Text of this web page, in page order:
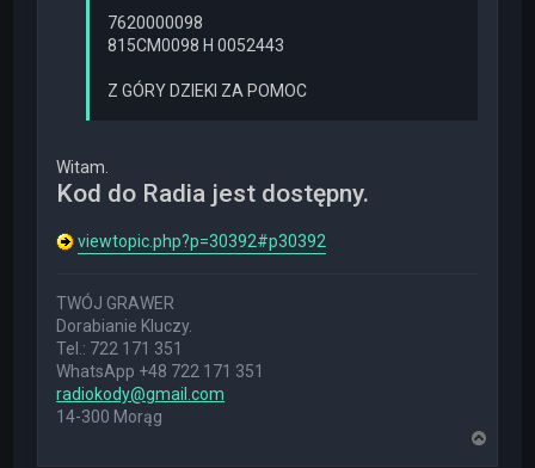
7620000098
815CM0098 H 0052443
Z GÓRY DZIEKI ZA POMOC
Witam.
Kod do Radia jest dostępny.
viewtopic.php?p=30392#p30392
TWÓJ GRAWER
Dorabianie Kluczy.
Tel.: 722 171 351
WhatsApp +48 722 171 351
radiokody@gmail.com
14-300 Morąg